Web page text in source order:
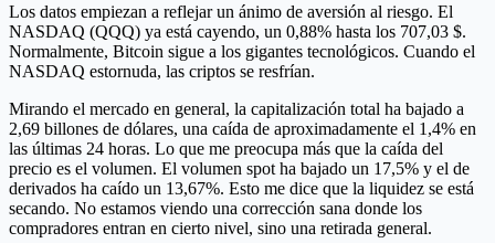
Los datos empiezan a reflejar un ánimo de aversión al riesgo. El
NASDAQ (QQQ) ya está cayendo, un 0,88% hasta los 707,03 $.
Normalmente, Bitcoin sigue a los gigantes tecnológicos. Cuando el
NASDAQ estornuda, las criptos se resfrían.
Mirando el mercado en general, la capitalización total ha bajado a
2,69 billones de dólares, una caída de aproximadamente el 1,4% en
las últimas 24 horas. Lo que me preocupa más que la caída del
precio es el volumen. El volumen spot ha bajado un 17,5% y el de
derivados ha caído un 13,67%. Esto me dice que la liquidez se está
secando. No estamos viendo una corrección sana donde los
compradores entran en cierto nivel, sino una retirada general.